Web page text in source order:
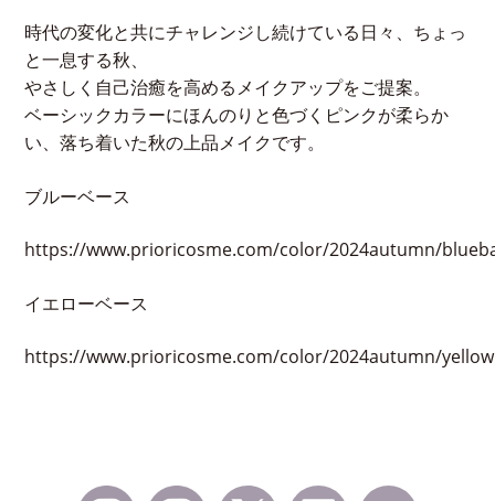
時代の変化と共にチャレンジし続けている日々、ちょっ
と一息する秋、
やさしく自己治癒を高めるメイクアップをご提案。
ベーシックカラーにほんのりと色づくピンクが柔らか
い、落ち着いた秋の上品メイクです。
ブルーベース
https://www.prioricosme.com/color/2024autumn/
イエローベース
https://www.prioricosme.com/color/2024autumn/